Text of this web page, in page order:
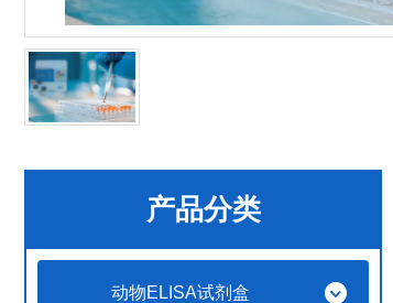
产品分类
动物ELISA试剂盒